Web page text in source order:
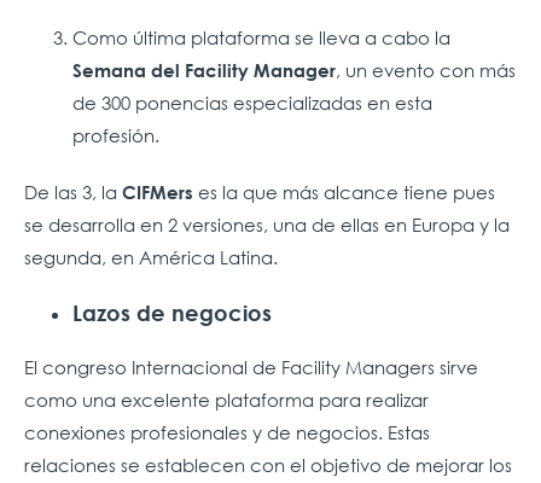
Como última plataforma se lleva a cabo la
Semana del Facility Manager, un evento con más
de 300 ponencias especializadas en esta
profesión.
De las 3, la CIFMers es la que más alcance tiene pues
se desarrolla en 2 versiones, una de ellas en Europa y la
segunda, en América Latina.
Lazos de negocios
El congreso Internacional de Facility Managers sirve
como una excelente plataforma para realizar
conexiones profesionales y de negocios. Estas
relaciones se establecen con el objetivo de mejorar los